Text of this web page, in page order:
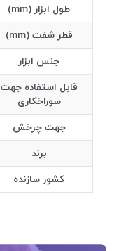
طول ابزار (mm)
قطر شفت (mm)
جنس ابزار
قابل استفاده جهت
سوراخکاری
جهت چرخش
برند
کشور سازنده